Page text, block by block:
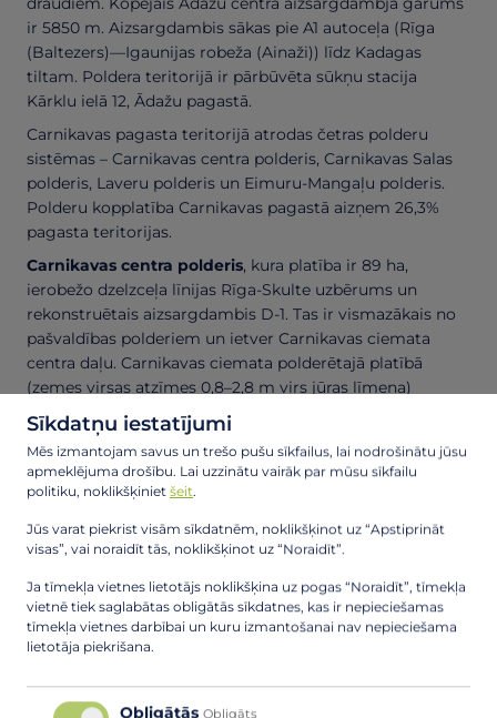
ir 5850 m. Aizsargdambis sākas pie A1 autoceļa (Rīga
(Baltezers)—Igaunijas robeža (Ainaži)) līdz Kadagas
tiltam. Poldera teritorijā ir pārbūvēta sūkņu stacija
Kārklu ielā 12, Ādažu pagastā.
Carnikavas pagasta teritorijā atrodas četras polderu
sistēmas – Carnikavas centra polderis, Carnikavas Salas
polderis, Laveru polderis un Eimuru-Mangaļu polderis.
Polderu kopplatība Carnikavas pagastā aizņem 26,3%
pagasta teritorijas.
Carnikavas centra polderis, kura platība ir 89 ha,
ierobežo dzelzceļa līnijas Rīga-Skulte uzbērums un
rekonstruētais aizsargdambis D-1. Tas ir vismazākais no
pašvaldības polderiem un ietver Carnikavas ciemata
centra daļu. Carnikavas ciemata polderētajā platībā
(zemes virsas atzīmes 0,8–2,8 m virs jūras līmeņa)
mitruma stāvokli nosaka gruntsūdens līmenis, kuru var
mākslīgi regulēt ar ūdens atsūknēšanu no ciemata
diviem meliorācijas krājbaseiniem uz Vecgauju.
Salas polderisir otrais mazākais Carnikavas pagasta
atrodas apdzīvota vieta. Poldera teritoriju apjož dambji
Rīga–Skulte uzbērums.
Laveru polderis2019 ha lielais Laveru polderis atrodas
gan Carnikavas, gan Ādažu pagastu (1100 ha) teritorijā.
un apbūves zemes.
Sīkdatņu iestatījumi
Mēs izmantojam savus un trešo pušu sīkfailus, lai nodrošinātu jūsu
apmeklējuma drošību. Lai uzzinātu vairāk par mūsu sīkfailu
politiku, noklikšķiniet šeit.
Jūs varat piekrist visām sīkdatnēm, noklikšķinot uz “Apstiprināt
visas”, vai noraidīt tās, noklikšķinot uz “Noraidīt”.
Ja tīmekļa vietnes lietotājs noklikšķina uz pogas “Noraidīt”, tīmekļa
vietnē tiek saglabātas obligātās sīkdatnes, kas ir nepieciešamas
tīmekļa vietnes darbībai un kuru izmantošanai nav nepieciešama
lietotāja piekrišana.
Obligātās Obligāts